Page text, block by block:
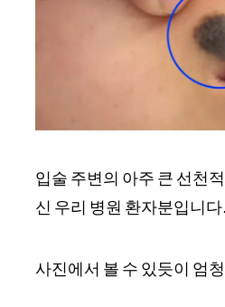
입술 주변의 아주 큰 선천
신 우리 병원 환자분입니다.
사진에서 볼 수 있듯이 엄